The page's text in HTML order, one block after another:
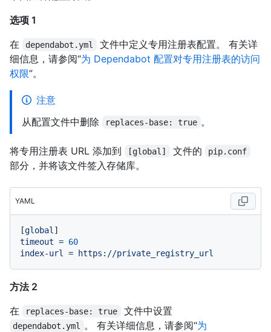
选项 1
在
dependabot.yml
文件中定义专用注册表配置。 有关详
细信息，请参阅“为 Dependabot 配置对专用注册表的访问
权限”。
注意
从配置文件中删除
replaces-base: true 。
将专用注册表 URL 添加到 [global] 文件的 pip.conf
部分，并将该文件签入存储库。
YAML
[global
timeout = 60
index-url
= https://private_registry_url
方法 2
在
replaces-base: true 文件中设置
dependabot.yml 。 有关详细信息，请参阅“为